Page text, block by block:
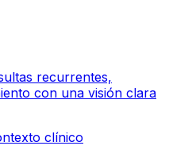
recurrentes,
con una visión clara
clínico